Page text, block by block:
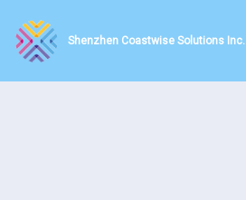
Shenzhen Coastwise Solutions Inc.